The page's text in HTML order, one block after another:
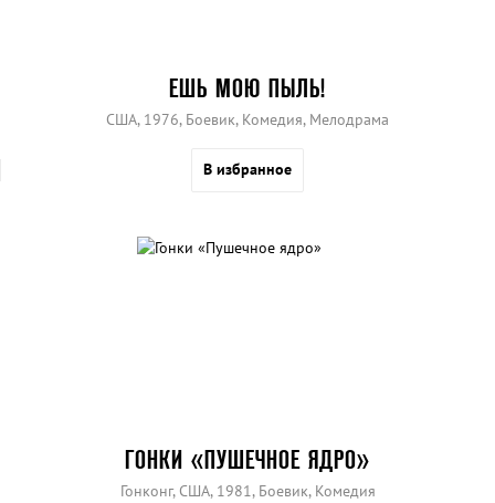
ЕШЬ МОЮ ПЫЛЬ!
США, 1976, Боевик, Комедия, Мелодрама
В избранное
ГОНКИ «ПУШЕЧНОЕ ЯДРО»
Гонконг, США, 1981, Боевик, Комедия